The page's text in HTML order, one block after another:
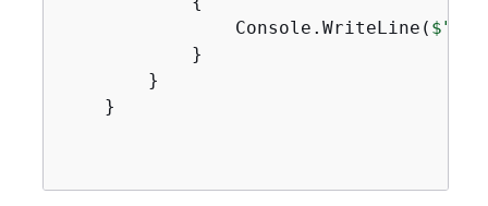
                Console.WriteLine(
$"
            }
        }
    }